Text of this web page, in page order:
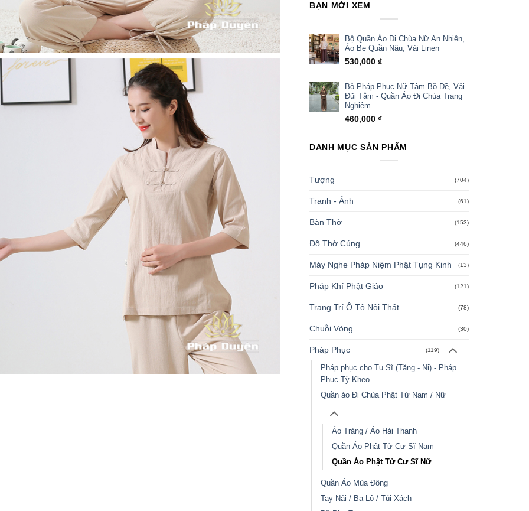
BẠN MỚI XEM
Bộ Quần Áo Đi Chùa Nữ An Nhiên,
Áo Be Quần Nâu, Vải Linen
530,000 ₫
Bộ Pháp Phục Nữ Tâm Bồ Đề, Vải
Đũi Tằm - Quần Áo Đi Chùa Trang
Nghiêm
460,000 ₫
DANH MỤC SẢN PHẨM
Tượng (704)
Tranh - Ảnh (61)
Bàn Thờ (153)
Đồ Thờ Cúng (446)
Máy Nghe Pháp Niệm Phật Tụng Kinh (13)
Pháp Khí Phật Giáo (121)
Trang Trí Ô Tô Nội Thất (78)
Chuỗi Vòng (30)
Pháp Phục (119)
Pháp phục cho Tu Sĩ (Tăng - Ni) - Pháp
Phục Tỳ Kheo
Quần áo Đi Chùa Phật Tử Nam / Nữ
Áo Tràng / Áo Hải Thanh
Quần Áo Phật Tử Cư Sĩ Nam
Quần Áo Phật Tử Cư Sĩ Nữ
Quần Áo Mùa Đông
Tay Nải / Ba Lô / Túi Xách